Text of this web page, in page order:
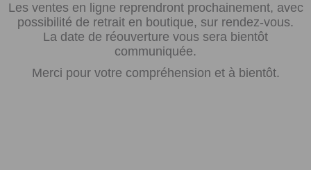
Les ventes en ligne reprendront prochainement, avec
possibilité de retrait en boutique, sur rendez-vous.
La date de réouverture vous sera bientôt
communiquée.
Merci pour votre compréhension et à bientôt.